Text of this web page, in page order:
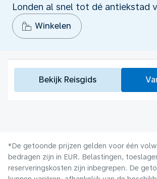
Londen al snel tot dé antiekstad
Winkelen
Bekijk Reisgids
*De getoonde prijzen gelden voor één
bedragen zijn in EUR. Belastingen,
reserveringskosten zijn inbegrepen. De